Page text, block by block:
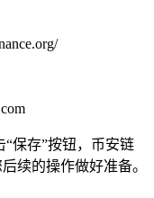
保存”按钮，币安链
续的操作做好准备。